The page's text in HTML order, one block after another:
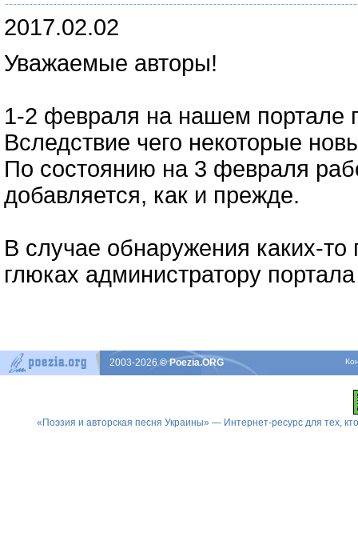
2017.02.02
Уважаемые авторы!
1-2 февраля на нашем портале
Вследствие чего некоторые
По состоянию на 3 февраля
добавляется, как и прежде.
В случае обнаружения каких-
глюках администратору
2003-2026© Poezia.ORG
«Поэзия и авторская песня Украины» — Интернет-ресурс для тех,